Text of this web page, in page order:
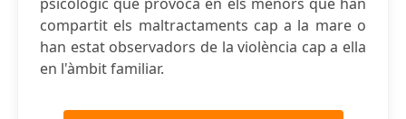
compartit els maltractaments cap a la mare o
han estat observadors de la violència cap a ella
en l'àmbit familiar.